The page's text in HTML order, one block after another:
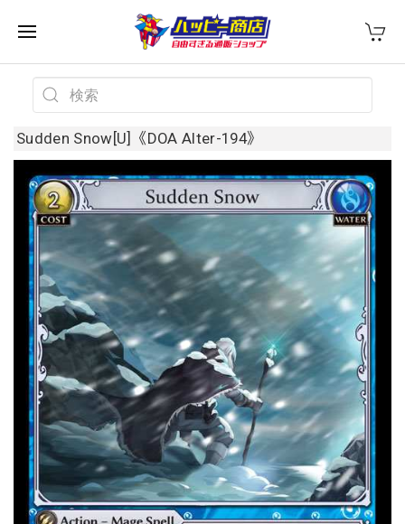
Sudden Snow[U]《DOA Alter-194》